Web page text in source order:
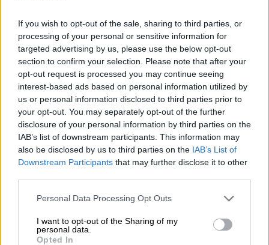
If you wish to opt-out of the sale, sharing to third parties, or
processing of your personal or sensitive information for
targeted advertising by us, please use the below opt-out
section to confirm your selection. Please note that after your
opt-out request is processed you may continue seeing
interest-based ads based on personal information utilized by
us or personal information disclosed to third parties prior to
your opt-out. You may separately opt-out of the further
disclosure of your personal information by third parties on the
IAB’s list of downstream participants. This information may
also be disclosed by us to third parties on the IAB’s List of
Downstream Participants that may further disclose it to other
Personal Data Processing Opt Outs
I want to opt-out of the Sharing of my
personal data.
Opted In
Clara Campoamor
Sueño una y otra vez lo mismo; la ilusión y la
pesadilla. Es 1 septiembre de 1931: la primera
vez que una mujer toma la palabra en el
Congreso de los Diputados. Yo Clara
Campoamor hablo. Estoy en la comisión de
partidodefenderé el derecho del voto de la